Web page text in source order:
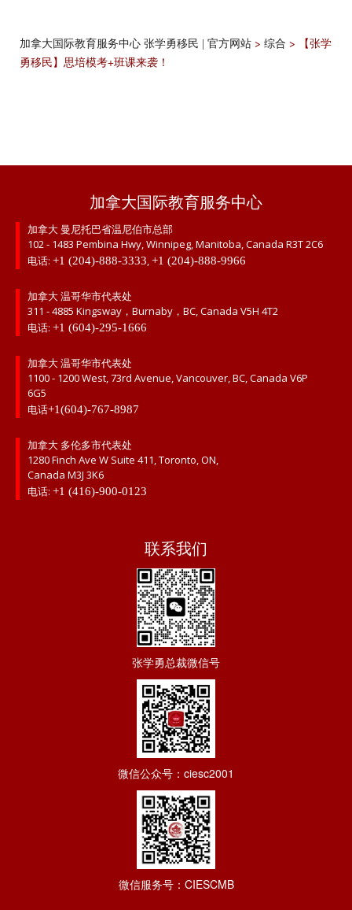
加拿大国际教育服务中心 张学勇移民 | 官方网站 > 综合 >
【张学
勇移民】思培模考+班课来袭！
加拿大国际教育服务中心
加拿大 曼尼托巴省温尼伯市总部
102 - 1483 Pembina Hwy, Winnipeg, Manitoba, Canada R3T 2C6
电话: +1 (204)-888-3333,+1 (204)-888-9966
加拿大 温哥华市代表处
311 - 4885 Kingsway，Burnaby，BC, Canada V5H 4T2
电话: +1 (604)-295-1666
加拿大 温哥华市代表处
1100 - 1200 West, 73rd Avenue, Vancouver, BC, Canada V6P
6G5
电话+1(604)-767-8987
加拿大 多伦多市代表处
1280 Finch Ave W Suite 411, Toronto, ON,
Canada M3J 3K6
电话: +1 (416)-900-0123
联系我们
张学勇总裁微信号
微信公众号：ciesc2001
微信服务号：CIESCMB